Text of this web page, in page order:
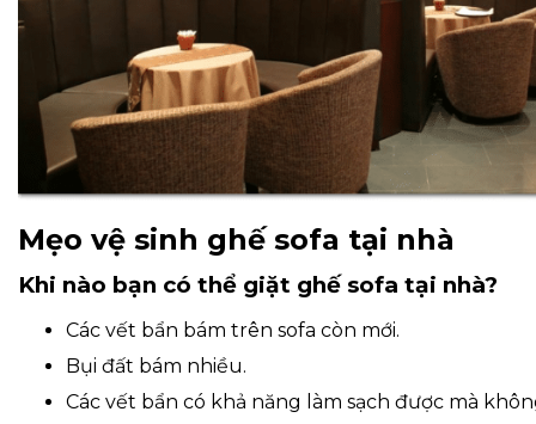
Mẹo vệ sinh ghế sofa tại nhà
Khi nào bạn có thể giặt ghế sofa tại nhà?
Các vết bẩn bám trên sofa còn mới.
Bụi đất bám nhiều.
Các vết bẩn có khả năng làm sạch được mà